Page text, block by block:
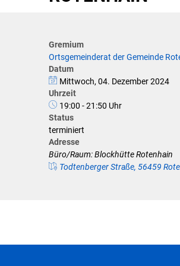
Klimaschutz
Feuerwehr
Allgemeine
Gremium
Ortsgemeinderat der Gemeinde
Datum
Mittwoch, 04. Dezember 2024
Uhrzeit
19:00 - 21:50 Uhr
Status
terminiert
Adresse
Büro/Raum: Blockhütte Rotenhain
Todtenberger Straße, 56459